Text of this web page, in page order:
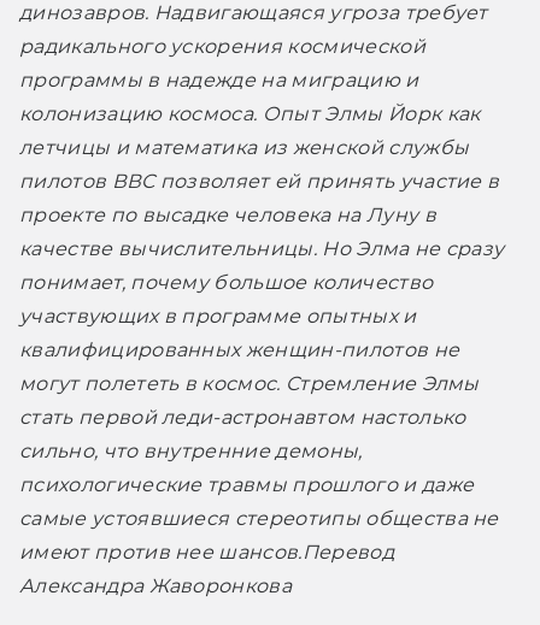
динозавров. Надвигающаяся угроза требует
радикального ускорения космической
программы в надежде на миграцию и
колонизацию космоса. Опыт Элмы Йорк как
летчицы и математика из женской службы
пилотов ВВС позволяет ей принять участие в
проекте по высадке человека на Луну в
качестве вычислительницы. Но Элма не сразу
понимает, почему большое количество
участвующих в программе опытных и
квалифицированных женщин-пилотов не
могут полететь в космос. Стремление Элмы
стать первой леди-астронавтом настолько
сильно, что внутренние демоны,
психологические травмы прошлого и даже
самые устоявшиеся стереотипы общества не
имеют против нее шансов.Перевод
Александра Жаворонкова